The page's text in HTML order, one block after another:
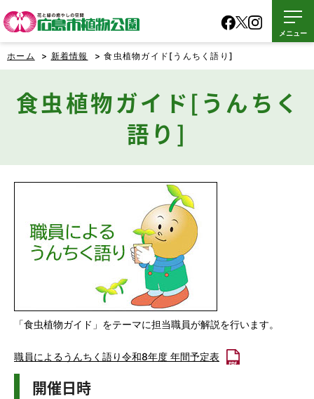
メニュー
ホーム > 新着情報 > 食虫植物ガイド[うんちく語り]
食虫植物ガイド[うんちく
語り]
「食虫植物ガイド」をテーマに担当職員が解説を行います。
職員によるうんちく語り令和8年度 年間予定表
開催日時